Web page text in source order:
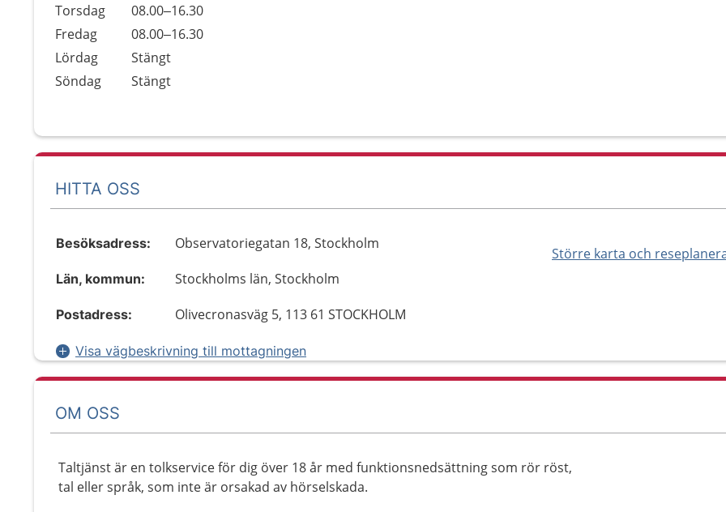
Torsdag
08.00–16.30
Fredag
08.00–16.30
Lördag
Stängt
Söndag
Stängt
HITTA OSS
Större karta och
Besöksadress: Observatoriegatan 18, Stockholm
Län, kommun: Stockholms län, Stockholm
Postadress: Olivecronasväg 5, 113 61 STOCKHOLM
Visa vägbeskrivning till mottagningen
OM OSS
Taltjänst är en tolkservice för dig över 18 år med funktionsnedsättning som rör röst,
tal eller språk, som inte är orsakad av hörselskada.